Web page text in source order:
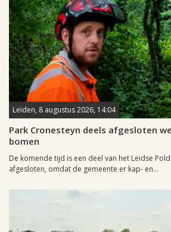
Leiden, 8 augustus 2026, 14:04
Park Cronesteyn deels afgesloten
bomen
De komende tijd is een deel van het Leidse
afgesloten, omdat de gemeente er kap- en...